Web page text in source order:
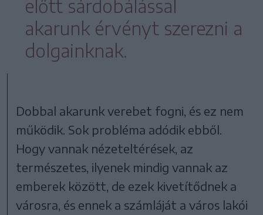
előtt sárdobálással
akarunk érvényt szerezni a
dolgainknak.
Dobbal akarunk verebet fogni, és ez nem
működik. Sok probléma adódik ebből.
Hogy vannak nézeteltérések, az
természetes, ilyenek mindig vannak az
emberek között, de ezek kivetítődnek a
városra, és ennek a számláját a város lakói